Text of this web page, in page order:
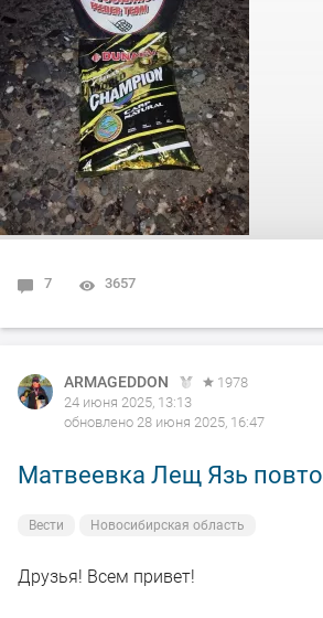
#DUNAEV #dunaevmedia
7 3657
ARMAGEDDON
1978
24 июня 2025, 13:13
обновлено 28 июня 2025, 16:47
Матвеевка Лещ Язь
Вести Новосибирская область
Друзья! Всем привет!